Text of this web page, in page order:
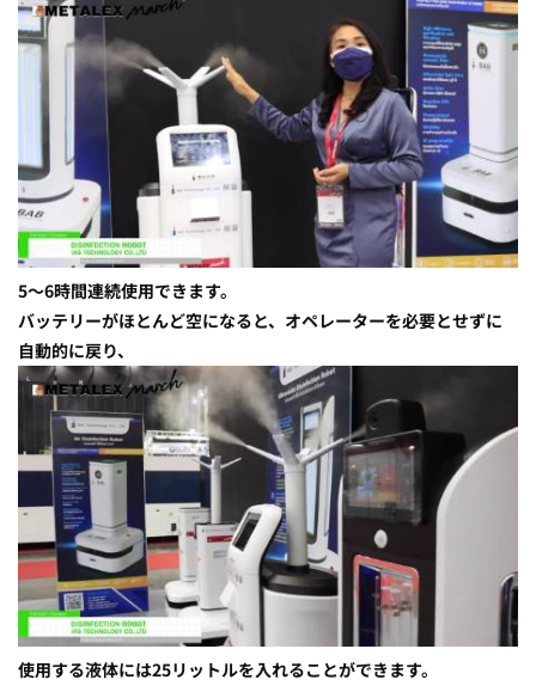
5〜6時間連続使用できます。
バッテリーがほとんど空になると、オペレーターを必要とせずに
自動的に戻り、
使用する液体には25リットルを入れることができます。